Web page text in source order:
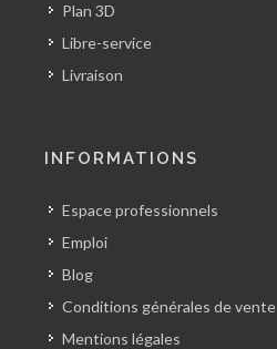
Plan 3D
Libre-service
Livraison
INFORMATIONS
Espace professionnels
Emploi
Blog
Conditions générales de vente
Mentions légales